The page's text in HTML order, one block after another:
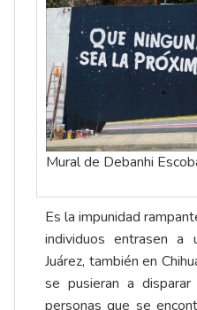
Mural de Debanhi
Es la impunidad
individuos entrasen a
Juárez, también en
se pusieran a
personas que se